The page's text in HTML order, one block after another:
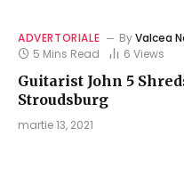
ADVERTORIALE ByValcea
5 Mins Read
6 Views
Guitarist John 5
Stroudsburg
martie 13, 2021